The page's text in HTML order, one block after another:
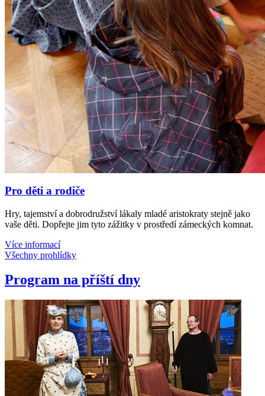
Pro děti a rodiče
Hry, tajemství a dobrodružství lákaly mladé aristokraty stejně jako
vaše děti. Dopřejte jim tyto zážitky v prostředí zámeckých komnat.
Více informací
Všechny prohlídky
Program na příští dny